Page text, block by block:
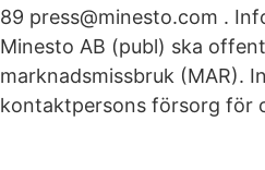
89 press@minesto.com .
Minesto AB (publ) ska
marknadsmissbruk (MAR).
kontaktpersons försorg för